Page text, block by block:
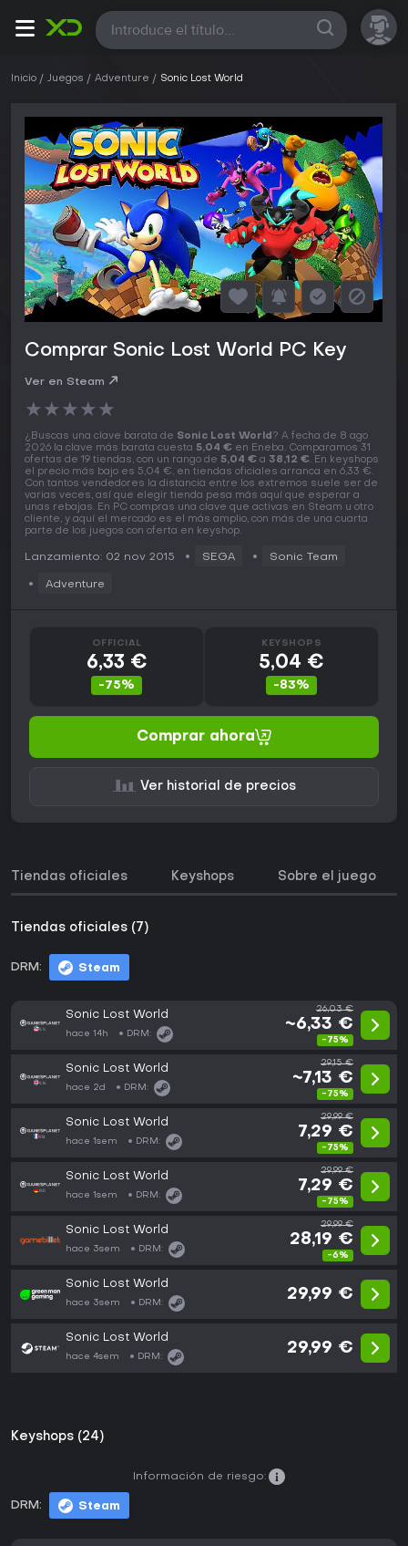
Todas
Inicio Juegos Adventure Sonic Lost World
Comprar Sonic Lost World PC Key
Ver en Steam
★★★★★
¿Buscas una clave barata de Sonic Lost World? A fecha de 8 ago
2026 la clave más barata cuesta 5,04 € en Eneba. Comparamos 31
ofertas de 19 tiendas, con un rango de 5,04 € a 38,12 €. En keyshops
el precio más bajo es 5,04 €, en tiendas oficiales arranca en 6,33 €.
Con tantos vendedores la distancia entre los extremos suele ser de
varias veces, así que elegir tienda pesa más aquí que esperar a
unas rebajas. En PC compras una clave que activas en Steam u otro
cliente, y aquí el mercado es el más amplio, con más de una cuarta
parte de los juegos con oferta en keyshop.
Lanzamiento: 02 nov 2015 SEGA Sonic Team
Adventure
OFFICIAL
6,33 €
-75%
KEYSHOPS
5,04 €
-83%
Comprar ahora
Ver historial de precios
Tiendas oficiales Keyshops Sobre el juego
Tiendas oficiales (7)
DRM: Steam
Sonic Lost World
hace 14h DRM:
26,03 €
~6,33 €
-75%
Sonic Lost World
hace 2d DRM:
29,15 €
~7,13 €
-75%
Sonic Lost World
hace 1sem DRM:
29,99 €
7,29 €
-75%
Sonic Lost World
hace 1sem DRM:
29,99 €
7,29 €
-75%
Sonic Lost World
hace 3sem DRM:
29,99 €
28,19 €
-6%
Sonic Lost World
hace 3sem DRM:
29,99 €
Sonic Lost World
hace 4sem DRM:
29,99 €
Keyshops (24)
DRM: Steam
Información de riesgo: